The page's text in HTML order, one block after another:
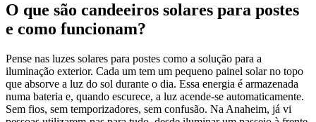
O que são candeeiros solares para postes
e como funcionam?
Pense nas luzes solares para postes como a solução para a
iluminação exterior. Cada um tem um pequeno painel solar no topo
que absorve a luz do sol durante o dia. Essa energia é armazenada
numa bateria e, quando escurece, a luz acende-se automaticamente.
Sem fios, sem temporizadores, sem confusão. Na Anaheim, já vi